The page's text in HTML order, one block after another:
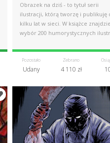
Obrazek na dziś - to tytuł serii
ilustracji, którą tworzę i publikuję
kilku lat w sieci. W książce
wybór 200 humorystycznych
Pozostało
Udany
Zebrano
4 110 zł